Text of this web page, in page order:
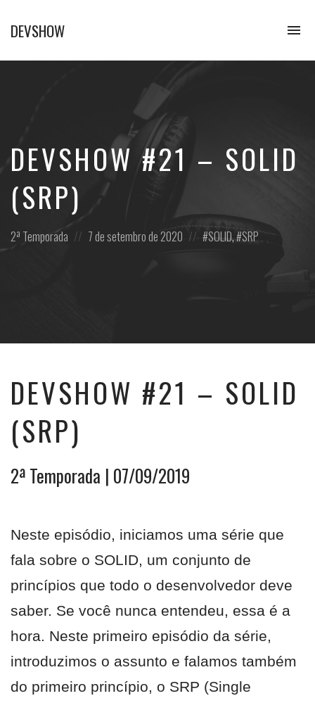
DEVSHOW
em
DEVSHOW #21 – SOLID
(SRP)
Posted
2ª Temporada
Posted
7 de setembro de 2020
Posted
SOLID, SRP
DEVSHOW #21 – SOLID
(SRP)
2ª Temporada | 07/09/2019
Neste episódio, iniciamos uma série que
fala sobre o SOLID, um conjunto de
princípios que todo o desenvolvedor deve
saber. Se você nunca entendeu, essa é a
hora. Neste primeiro episódio da série,
introduzimos o assunto e falamos também
do primeiro princípio, o SRP (Single